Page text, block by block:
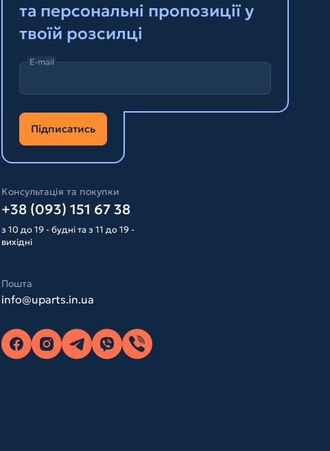
та персональні пропозиції у
твоїй розсилці
E-mail
Підписатись
Консультація та покупки
+38 (093) 151 67 38
з 10 до 19 - будні та з 11 до 19 -
вихідні
Пошта
info@uparts.in.ua